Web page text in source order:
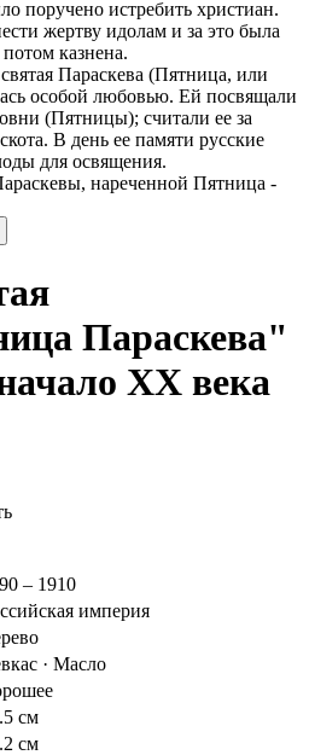
поручено истребить христиан.
жертву идолам и за это была
казнена.
Параскева (Пятница, или
особой любовью. Ей посвящали
(Пятницы); считали ее за
В день ее памяти русские
для освящения.
нареченной Пятница -
Параскева"
ХХ века
– 1910
империя
· Масло
см
см